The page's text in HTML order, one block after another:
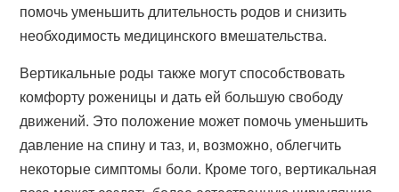
помочь уменьшить длительность родов и снизить
необходимость медицинского вмешательства.
Вертикальные роды также могут способствовать
комфорту роженицы и дать ей большую свободу
движений. Это положение может помочь уменьшить
давление на спину и таз, и, возможно, облегчить
некоторые симптомы боли. Кроме того, вертикальная